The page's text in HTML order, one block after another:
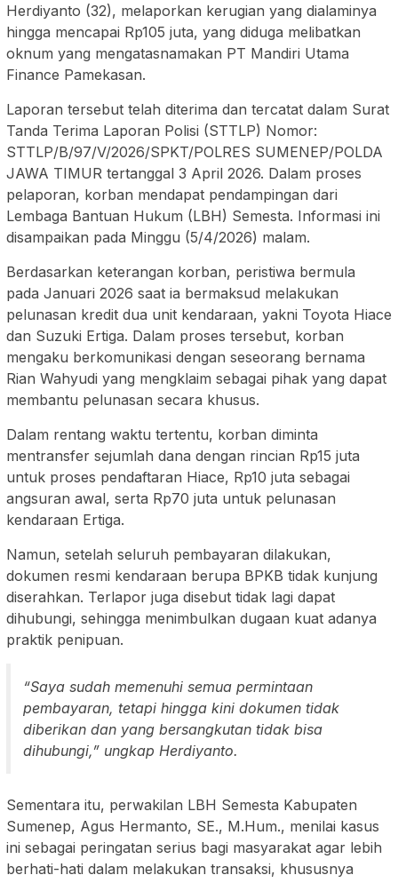
Herdiyanto (32), melaporkan kerugian yang dialaminya
hingga mencapai Rp105 juta, yang diduga melibatkan
oknum yang mengatasnamakan PT Mandiri Utama
Finance Pamekasan.
Laporan tersebut telah diterima dan tercatat dalam Surat
Tanda Terima Laporan Polisi (STTLP) Nomor:
STTLP/B/97/V/2026/SPKT/POLRES SUMENEP/POLDA
JAWA TIMUR tertanggal 3 April 2026. Dalam proses
pelaporan, korban mendapat pendampingan dari
Lembaga Bantuan Hukum (LBH) Semesta. Informasi ini
disampaikan pada Minggu (5/4/2026) malam.
Berdasarkan keterangan korban, peristiwa bermula
pada Januari 2026 saat ia bermaksud melakukan
pelunasan kredit dua unit kendaraan, yakni Toyota Hiace
dan Suzuki Ertiga. Dalam proses tersebut, korban
mengaku berkomunikasi dengan seseorang bernama
Rian Wahyudi yang mengklaim sebagai pihak yang dapat
membantu pelunasan secara khusus.
Dalam rentang waktu tertentu, korban diminta
mentransfer sejumlah dana dengan rincian Rp15 juta
untuk proses pendaftaran Hiace, Rp10 juta sebagai
angsuran awal, serta Rp70 juta untuk pelunasan
kendaraan Ertiga.
Namun, setelah seluruh pembayaran dilakukan,
dokumen resmi kendaraan berupa BPKB tidak kunjung
diserahkan. Terlapor juga disebut tidak lagi dapat
dihubungi, sehingga menimbulkan dugaan kuat adanya
praktik penipuan.
“Saya sudah memenuhi semua permintaan
pembayaran, tetapi hingga kini dokumen tidak
diberikan dan yang bersangkutan tidak bisa
dihubungi,” ungkap Herdiyanto.
Sementara itu, perwakilan LBH Semesta Kabupaten
Sumenep, Agus Hermanto, SE., M.Hum., menilai kasus
ini sebagai peringatan serius bagi masyarakat agar lebih
berhati-hati dalam melakukan transaksi, khususnya